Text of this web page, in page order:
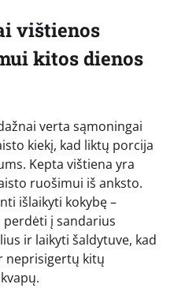
vištienos
kitos dienos
verta sąmoningai
kiekį, kad liktų porcija
Kepta vištiena yra
ruošimui iš anksto.
išlaikyti kokybę –
į sandarius
ir laikyti šaldytuve, kad
neprisigertų kitų